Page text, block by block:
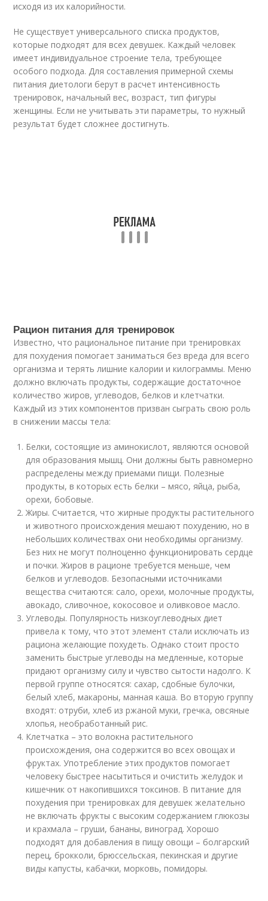
исходя из их калорийности.
Не существует универсального списка продуктов,
которые подходят для всех девушек. Каждый человек
имеет индивидуальное строение тела, требующее
особого подхода. Для составления примерной схемы
питания диетологи берут в расчет интенсивность
тренировок, начальный вес, возраст, тип фигуры
женщины. Если не учитывать эти параметры, то нужный
результат будет сложнее достигнуть.
Рацион питания для тренировок
Известно, что рациональное питание при тренировках
для похудения помогает заниматься без вреда для всего
организма и терять лишние калории и килограммы. Меню
должно включать продукты, содержащие достаточное
количество жиров, углеводов, белков и клетчатки.
Каждый из этих компонентов призван сыграть свою роль
в снижении массы тела:
Белки, состоящие из аминокислот, являются основой
для образования мышц. Они должны быть равномерно
распределены между приемами пищи. Полезные
продукты, в которых есть белки – мясо, яйца, рыба,
орехи, бобовые.
Жиры. Считается, что жирные продукты растительного
и животного происхождения мешают похудению, но в
небольших количествах они необходимы организму.
Без них не могут полноценно функционировать сердце
и почки. Жиров в рационе требуется меньше, чем
белков и углеводов. Безопасными источниками
вещества считаются: сало, орехи, молочные продукты,
авокадо, сливочное, кокосовое и оливковое масло.
Углеводы. Популярность низкоуглеводных диет
привела к тому, что этот элемент стали исключать из
рациона желающие похудеть. Однако стоит просто
заменить быстрые углеводы на медленные, которые
придают организму силу и чувство сытости надолго. К
первой группе относятся: сахар, сдобные булочки,
белый хлеб, макароны, манная каша. Во вторую группу
входят: отруби, хлеб из ржаной муки, гречка, овсяные
хлопья, необработанный рис.
Клетчатка – это волокна растительного
происхождения, она содержится во всех овощах и
фруктах. Употребление этих продуктов помогает
человеку быстрее насытиться и очистить желудок и
кишечник от накопившихся токсинов. В питание для
похудения при тренировках для девушек желательно
не включать фрукты с высоким содержанием глюкозы
и крахмала – груши, бананы, виноград. Хорошо
подходят для добавления в пищу овощи – болгарский
перец, брокколи, брюссельская, пекинская и другие
виды капусты, кабачки, морковь, помидоры.